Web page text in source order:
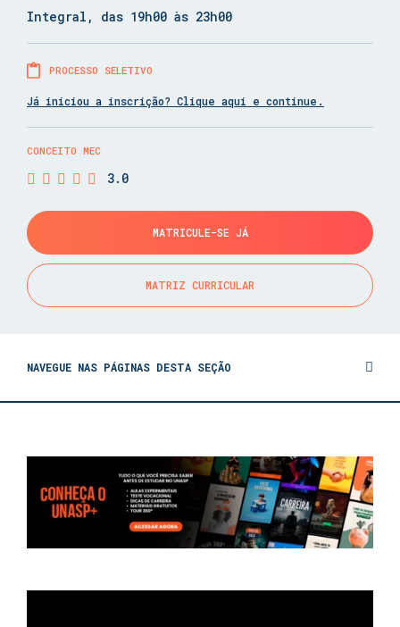
Integral, das 19h00 às 23h00
PROCESSO SELETIVO
Já iniciou a inscrição? Clique aqui e continue.
CONCEITO MEC
3.0
MATRICULE-SE JÁ
MATRIZ CURRICULAR
NAVEGUE NAS PÁGINAS DESTA SEÇÃO